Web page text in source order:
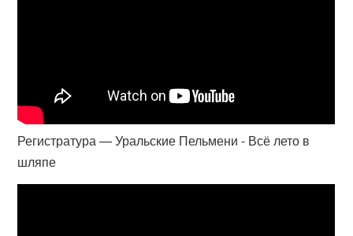
Регистратура — Уральские Пельмени - Всё лето в
шляпе